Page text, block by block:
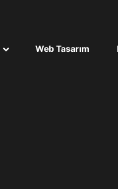
Web Tasarım